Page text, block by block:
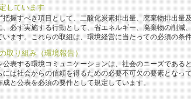
しています
握すべき項目として、二酸化炭素排出量、廃棄物排出量
必ず実施する行動として、省エネルギー、廃棄物の削減
ます。これらの取組は、環境経営に当たっての必須の条
取り組み（環境報告）
表する環境コミュニケーションは、社会のニーズである
は社会からの信頼を得るための必要不可欠の要素となっ
と公表を必須の要件として規定しています。